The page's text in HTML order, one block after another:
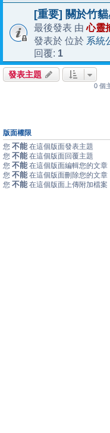
[重要] 關於竹
最後發表 由心靈
發表於 位於 系統
回覆: 1
發表主題
0 個
版面權限
您 不能 在這個版面發表主題
您 不能 在這個版面回覆主題
您 不能 在這個版面編輯您的文章
您 不能 在這個版面刪除您的文章
您 不能 在這個版面上傳附加檔案